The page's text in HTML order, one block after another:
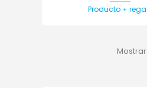
Producto +